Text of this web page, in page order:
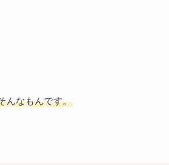
んなもんです。